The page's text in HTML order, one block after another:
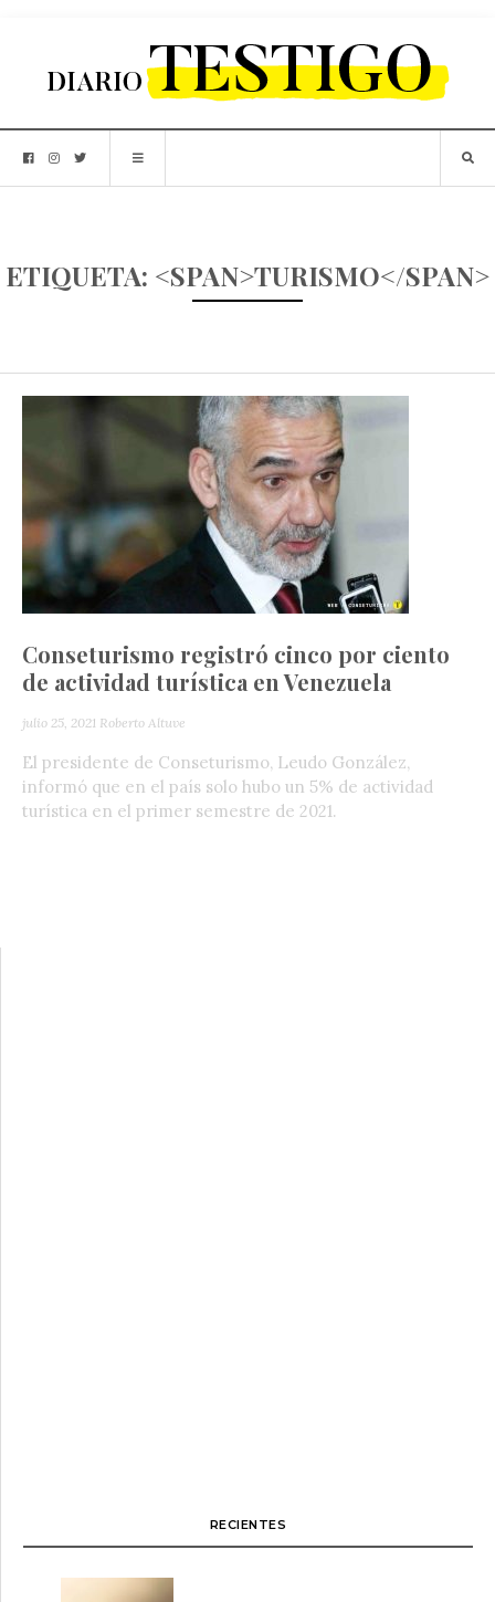
ETIQUETA: <SPAN>TURISMO</SPAN>
Conseturismo registró cinco por ciento
de actividad turística en Venezuela
julio 25, 2021 Roberto Altuve
El presidente de Conseturismo, Leudo González,
informó que en el país solo hubo un 5% de actividad
turística en el primer semestre de 2021.
RECIENTES